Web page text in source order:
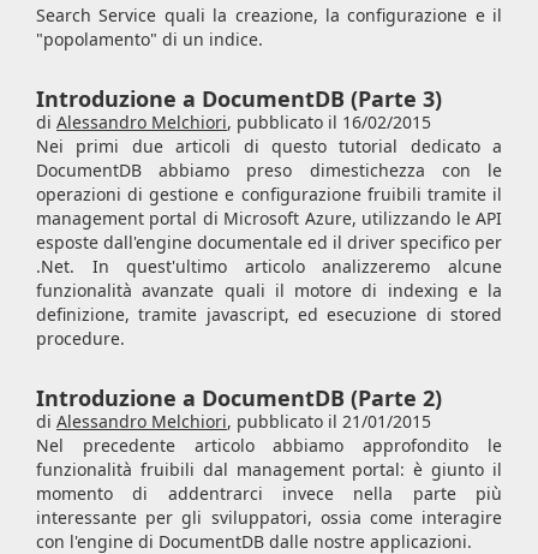
Search Service quali la creazione, la configurazione e il
"popolamento" di un indice.
Introduzione a DocumentDB (Parte 3)
di Alessandro Melchiori, pubblicato il 16/02/2015
Nei primi due articoli di questo tutorial dedicato a
DocumentDB abbiamo preso dimestichezza con le
operazioni di gestione e configurazione fruibili tramite il
management portal di Microsoft Azure, utilizzando le API
esposte dall'engine documentale ed il driver specifico per
.Net. In quest'ultimo articolo analizzeremo alcune
funzionalità avanzate quali il motore di indexing e la
definizione, tramite javascript, ed esecuzione di stored
procedure.
Introduzione a DocumentDB (Parte 2)
di Alessandro Melchiori, pubblicato il 21/01/2015
Nel precedente articolo abbiamo approfondito le
funzionalità fruibili dal management portal: è giunto il
momento di addentrarci invece nella parte più
interessante per gli sviluppatori, ossia come interagire
con l'engine di DocumentDB dalle nostre applicazioni.